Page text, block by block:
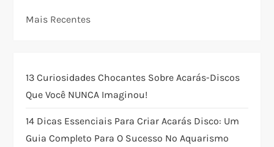
g
ç
ã
o
Mais Recentes
13 Curiosidades Chocantes Sobre Acarás-Discos
Que Você NUNCA Imaginou!
14 Dicas Essenciais Para Criar Acarás Disco: Um
Guia Completo Para O Sucesso No Aquarismo